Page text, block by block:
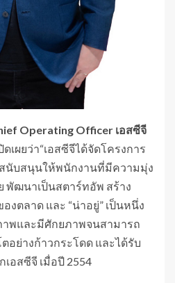
Operating Officer เอสซีจี
ดเผยว่า“เอสซีจีได้จัดโครงการ
สนับสนุนให้พนักงานที่มีความมุ่ง
พัฒนาเป็นสตาร์ทอัพ สร้าง
งตลาด และ “น่าอยู่” เป็นหนึ่ง
พและมีศักยภาพจนสามารถ
อย่างก้าวกระโดด และได้รับ
เอสซีจี เมื่อปี 2554